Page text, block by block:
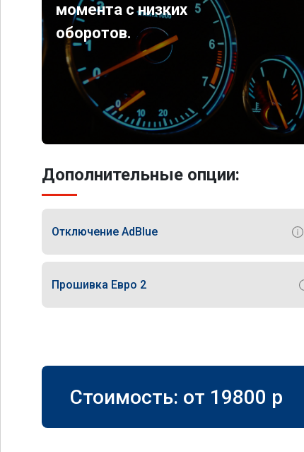
момента с низких
оборотов.
Дополнительные опции:
Отключение AdBlue
Прошивка Евро 2
Стоимость: от 19800 p